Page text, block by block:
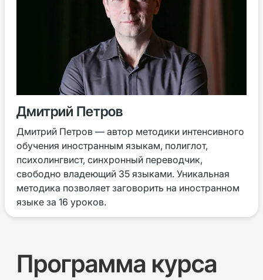
Дмитрий Петров
Дмитрий Петров — автор методики интенсивного
обучения иностранным языкам, полиглот,
психолингвист, синхронный переводчик,
свободно владеющий 35 языками. Уникальная
методика позволяет заговорить на иностранном
языке за 16 уроков.
Программа курса